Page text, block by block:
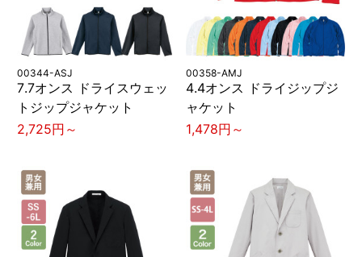
00344-ASJ
7.7オンス ドライスウェッ
トジップジャケット
2,725円～
00358-AMJ
4.4オンス ドライジップジ
ャケット
1,478円～